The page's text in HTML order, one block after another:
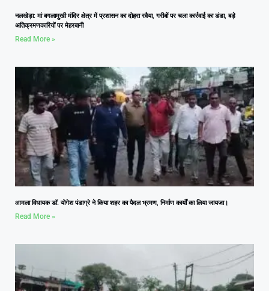
नलखेड़ा: मां बगलामुखी मंदिर क्षेत्र में प्रशासन का दोहरा रवैया, गरीबों पर चला कार्रवाई का डंडा, बड़े
अतिक्रमणकारियों पर मेहरबानी
Read More »
आमला विधायक डॉ. योगेश पंडाग्रे ने किया शहर का पैदल भ्रमण, निर्माण कार्यों का लिया जायजा।
Read More »